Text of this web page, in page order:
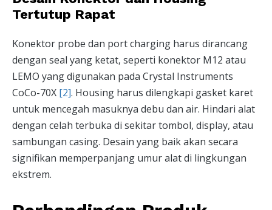
Tertutup Rapat
Konektor probe dan port charging harus dirancang
dengan seal yang ketat, seperti konektor M12 atau
LEMO yang digunakan pada Crystal Instruments
CoCo-70X [2]. Housing harus dilengkapi gasket karet
untuk mencegah masuknya debu dan air. Hindari alat
dengan celah terbuka di sekitar tombol, display, atau
sambungan casing. Desain yang baik akan secara
signifikan memperpanjang umur alat di lingkungan
ekstrem.